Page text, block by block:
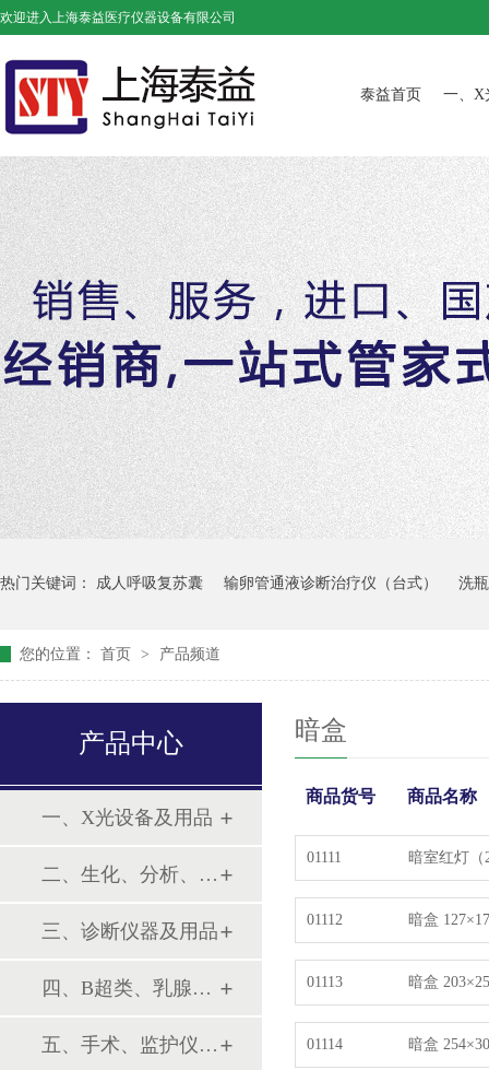
欢迎进入上海泰益医疗仪器设备有限公司
泰益首页 一、X
热门关键词： 成人呼吸复苏囊 输卵管通液诊断治疗仪（台式） 洗
您的位置： 首页 > 产品频道
产品中心
一、X光设备及用品
二、生化、分析、实验综合类
三、诊断仪器及用品
四、B超类、乳腺诊断设备
五、手术、监护仪器及用品
暗盒
商品货号 商品名称
01111 暗室红灯（
01112 暗盒
01113 暗盒
01114 暗盒